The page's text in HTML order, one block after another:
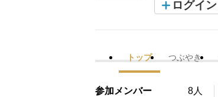
ログイ
トップ つぶやき
参加メンバー 8人